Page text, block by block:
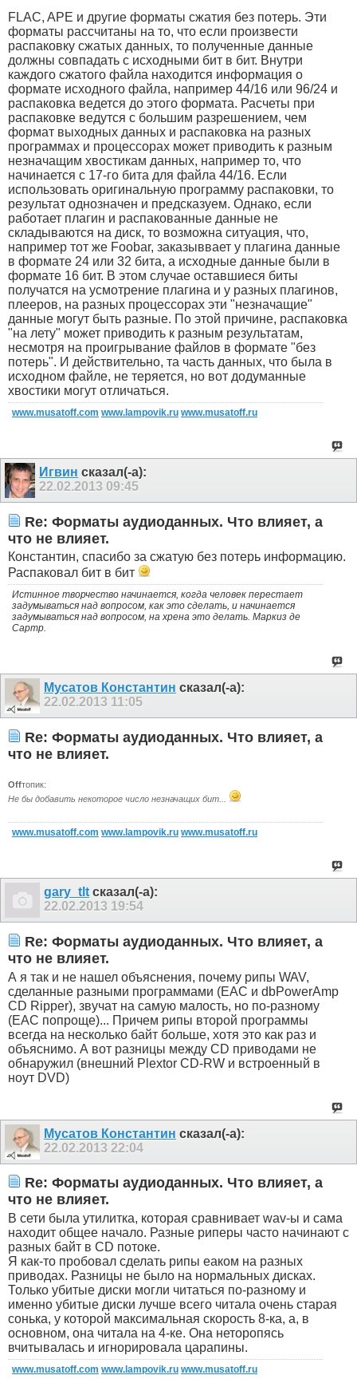
FLAC, APE и другие форматы сжатия без потерь. Эти
форматы рассчитаны на то, что если произвести
распаковку сжатых данных, то полученные данные
должны совпадать с исходными бит в бит. Внутри
каждого сжатого файла находится информация о
формате исходного файла, например 44/16 или 96/24 и
распаковка ведется до этого формата. Расчеты при
распаковке ведутся с большим разрешением, чем
формат выходных данных и распаковка на разных
программах и процессорах может приводить к разным
незначащим хвостикам данных, например то, что
начинается с 17-го бита для файла 44/16. Если
использовать оригинальную программу распаковки, то
результат однозначен и предсказуем. Однако, если
работает плагин и распакованные данные не
складываются на диск, то возможна ситуация, что,
например тот же Foobar, заказыввает у плагина данные
в формате 24 или 32 бита, а исходные данные были в
формате 16 бит. В этом случае оставшиеся биты
получатся на усмотрение плагина и у разных плагинов,
плееров, на разных процессорах эти "незначащие"
данные могут быть разные. По этой причине, распаковка
"на лету" может приводить к разным результатам,
несмотря на проигрывание файлов в формате "без
потерь". И действительно, та часть данных, что была в
исходном файле, не теряется, но вот додуманные
хвостики могут отличаться.
www.musatoff.com www.lampovik.ru www.musatoff.ru
Игвин сказал(-а):
22.02.2013 09:45
Re: Форматы аудиоданных. Что влияет, а
что не влияет.
Константин, спасибо за сжатую без потерь информацию.
Распаковал бит в бит
Истинное творчество начинается, когда человек перестает
задумываться над вопросом, как это сделать, и начинается
задумываться над вопросом, на хрена это делать. Маркиз де
Сартр.
Мусатов Константин сказал(-а):
22.02.2013 11:05
Re: Форматы аудиоданных. Что влияет, а
что не влияет.
Offтопик:
Не бы добавить некоторое число незначащих бит...
www.musatoff.com www.lampovik.ru www.musatoff.ru
gary_tlt сказал(-а):
22.02.2013 19:54
Re: Форматы аудиоданных. Что влияет, а
что не влияет.
А я так и не нашел объяснения, почему рипы WAV,
сделанные разными программами (EAC и dbPowerAmp
CD Ripper), звучат на самую малость, но по-разному
(EAC попроще)... Причем рипы второй программы
всегда на несколько байт больше, хотя это как раз и
объяснимо. А вот разницы между CD приводами не
обнаружил (внешний Plextor CD-RW и встроенный в
ноут DVD)
Мусатов Константин сказал(-а):
22.02.2013 22:04
Re: Форматы аудиоданных. Что влияет, а
что не влияет.
В сети была утилитка, которая сравнивает wav-ы и сама
находит общее начало. Разные риперы часто начинают с
разных байт в CD потоке.
Я как-то пробовал сделать рипы еаком на разных
приводах. Разницы не было на нормальных дисках.
Только убитые диски могли читаться по-разному и
именно убитые диски лучше всего читала очень старая
сонька, у которой максимальная скорость 8-ка, а, в
основном, она читала на 4-ке. Она неторопясь
вчитывалась и игнорировала царапины.
www.musatoff.com www.lampovik.ru www.musatoff.ru